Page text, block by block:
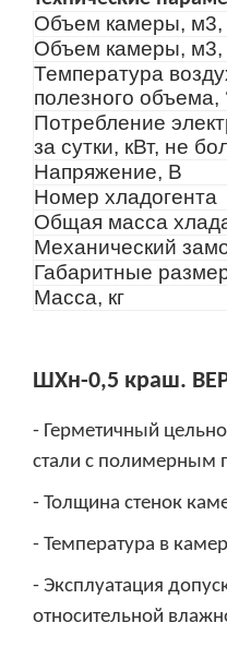
Объем камеры, м3,
Объем камеры, м3,
Температура
полезного объема,
Потребление
за сутки, кВт, не
Напряжение, В
Номер хладогента
Общая масса
Механический
Габаритные
Масса, кг
ШХн-0,5 краш.
- Герметичный
стали с полимерным
- Толщина стенок
- Температура в
- Эксплуатация
относительной